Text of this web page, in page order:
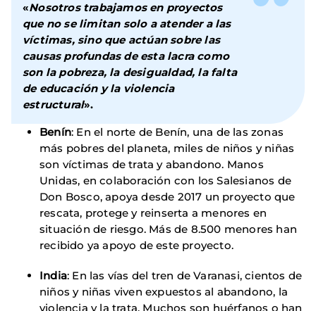
«Nosotros trabajamos en proyectos
que no se limitan solo a atender a las
víctimas, sino que actúan sobre las
causas profundas de esta lacra como
son la pobreza, la desigualdad, la falta
de educación y la violencia
estructural».
Benín: En el norte de Benín, una de las zonas
más pobres del planeta, miles de niños y niñas
son víctimas de trata y abandono. Manos
Unidas, en colaboración con los Salesianos de
Don Bosco, apoya desde 2017 un proyecto que
rescata, protege y reinserta a menores en
situación de riesgo. Más de 8.500 menores han
recibido ya apoyo de este proyecto.
India: En las vías del tren de Varanasi, cientos de
niños y niñas viven expuestos al abandono, la
violencia y la trata. Muchos son huérfanos o han